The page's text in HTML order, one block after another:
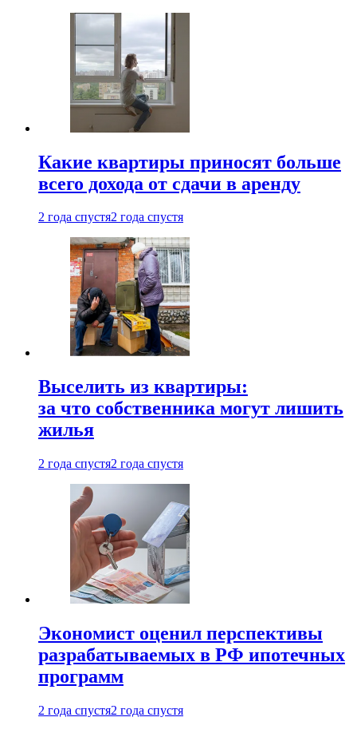
Какие квартиры приносят больше
всего дохода от сдачи в аренду
2 года спустя2 года спустя
Выселить из квартиры:
за что собственника могут лишить
жилья
2 года спустя2 года спустя
Экономист оценил перспективы
разрабатываемых в РФ ипотечных
программ
2 года спустя2 года спустя